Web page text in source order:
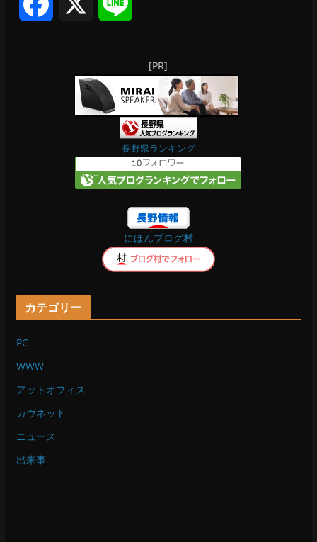
n
e
[PR]
長野県ランキング
にほんブログ村
カテゴリー
PC
WWW
アットオフィス
カウネット
ニュース
出来事